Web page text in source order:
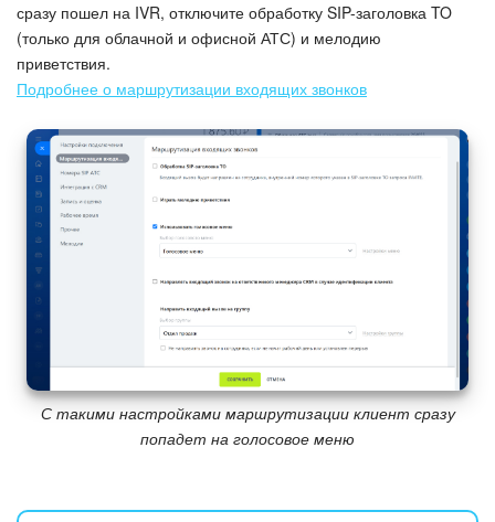
сразу пошел на IVR, отключите обработку SIP-заголовка TO
(только для облачной и офисной АТС) и мелодию
приветствия.
Подробнее о маршрутизации входящих звонков
С такими настройками маршрутизации клиент сразу
попадет на голосовое меню